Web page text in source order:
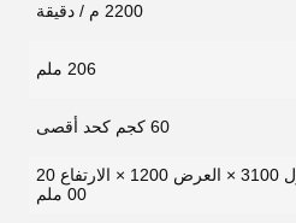
2200 م / دقيقة
206 ملم
60 كجم كحد أقصى
الطول 3100 × العرض 1200 × الارتفاع 20
00 ملم